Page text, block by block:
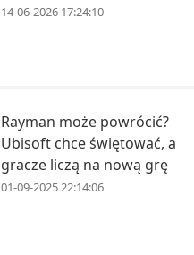
14-06-2026 17:24:10
Rayman może powrócić?
Ubisoft chce świętować, a
gracze liczą na nową grę
01-09-2025 22:14:06